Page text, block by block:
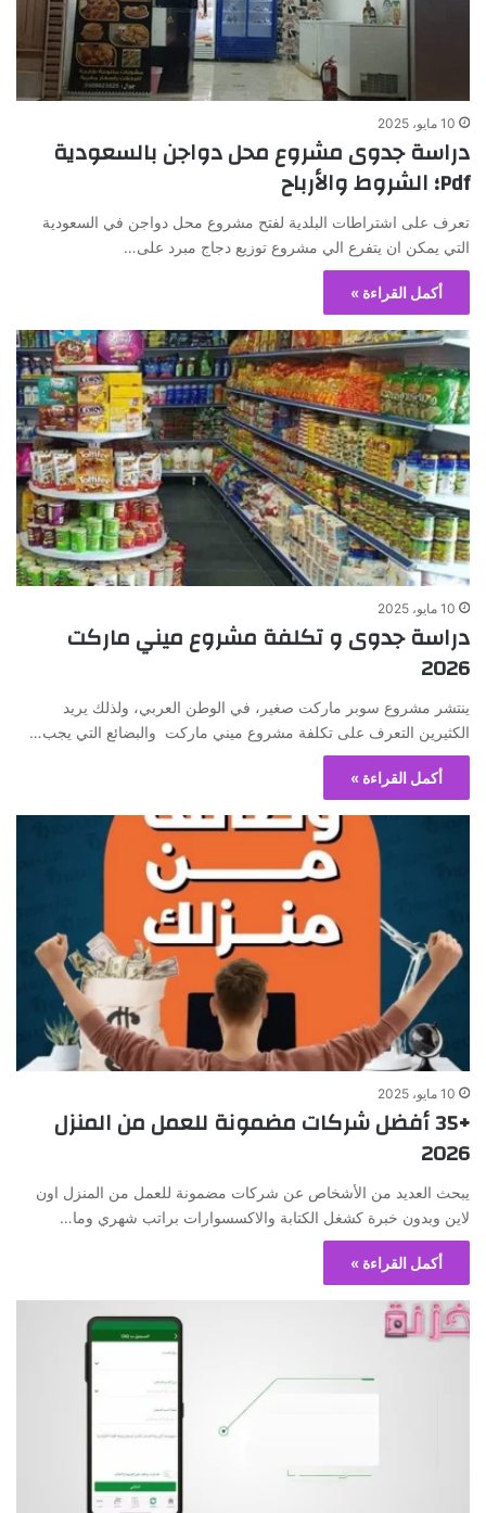
10 مايو، 2025
دراسة جدوى مشروع محل دواجن بالسعودية
Pdf؛ الشروط والأرباح
تعرف على اشتراطات البلدية لفتح مشروع محل دواجن في السعودية
التي يمكن ان يتفرع الي مشروع توزيع دجاج مبرد على…
أكمل القراءة »
10 مايو، 2025
دراسة جدوى و تكلفة مشروع ميني ماركت
2026
ينتشر مشروع سوبر ماركت صغير، في الوطن العربي، ولذلك يريد
الكثيرين التعرف على تكلفة مشروع ميني ماركت والبضائع التي يجب…
أكمل القراءة »
10 مايو، 2025
+35 أفضل شركات مضمونة للعمل من المنزل
2026
يبحث العديد من الأشخاص عن شركات مضمونة للعمل من المنزل اون
لاين وبدون خبرة كشغل الكتابة والاكسسوارات براتب شهري وما…
أكمل القراءة »